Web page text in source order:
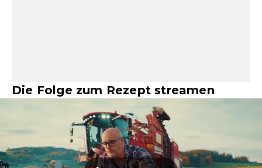
Die Folge zum Rezept streamen